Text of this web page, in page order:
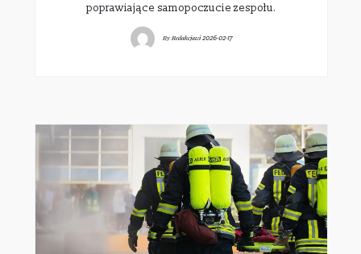
poprawiające samopoczucie zespołu.
ByRedakcjawi 2026-02-17